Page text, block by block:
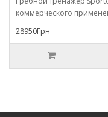
коммерческого
28950Грн